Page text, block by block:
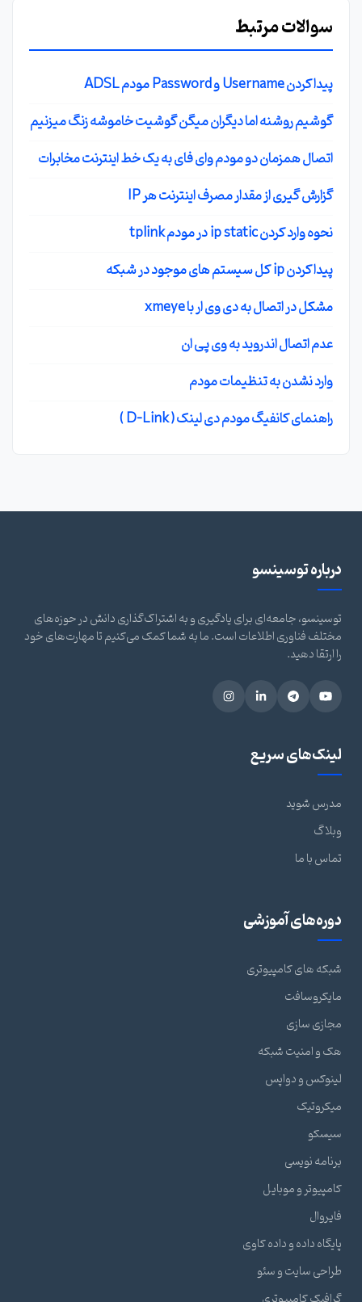
سوالات مرتبط
پیدا کردن Username و Password مودم ADSL
گوشیم روشنه اما دیگران میگن گوشیت خاموشه زنگ میزنیم
اتصال همزمان دو مودم وای فای به یک خط اینترنت مخابرات
گزارش گیری از مقدار مصرف اینترنت هر IP
نحوه وارد کردن ip static در مودم tplink
پیدا کردن ip کل سیستم های موجود در شبکه
مشکل در اتصال به دی وی ار با xmeye
عدم اتصال اندروید به وی پی ان
وارد نشدن به تنظیمات مودم
راهنمای کانفیگ مودم دی لینک ( D-Link )
درباره توسینسو
توسینسو، جامعه‌ای برای یادگیری و به اشتراک‌گذاری دانش در حوزه‌های
مختلف فناوری اطلاعات است. ما به شما کمک می‌کنیم تا مهارت‌های خود
را ارتقا دهید.
لینک‌های سریع
مدرس شوید
وبلاگ
تماس با ما
دوره‌های آموزشی
شبکه های کامپیوتری
مایکروسافت
مجازی سازی
هک و امنیت شبکه
لینوکس و دواپس
میکروتیک
سیسکو
برنامه نویسی
کامپیوتر و موبایل
فایروال
پایگاه داده و داده کاوی
طراحی سایت و سئو